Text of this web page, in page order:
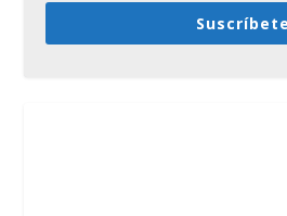
Suscríbete